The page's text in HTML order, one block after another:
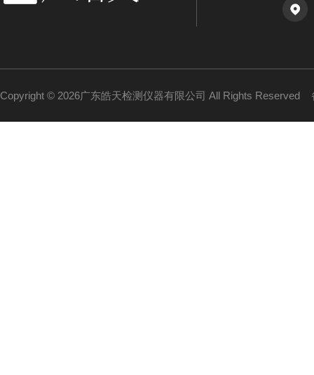
Copyright © 2026广东皓天检测仪器有限公司 All Rights Reserved